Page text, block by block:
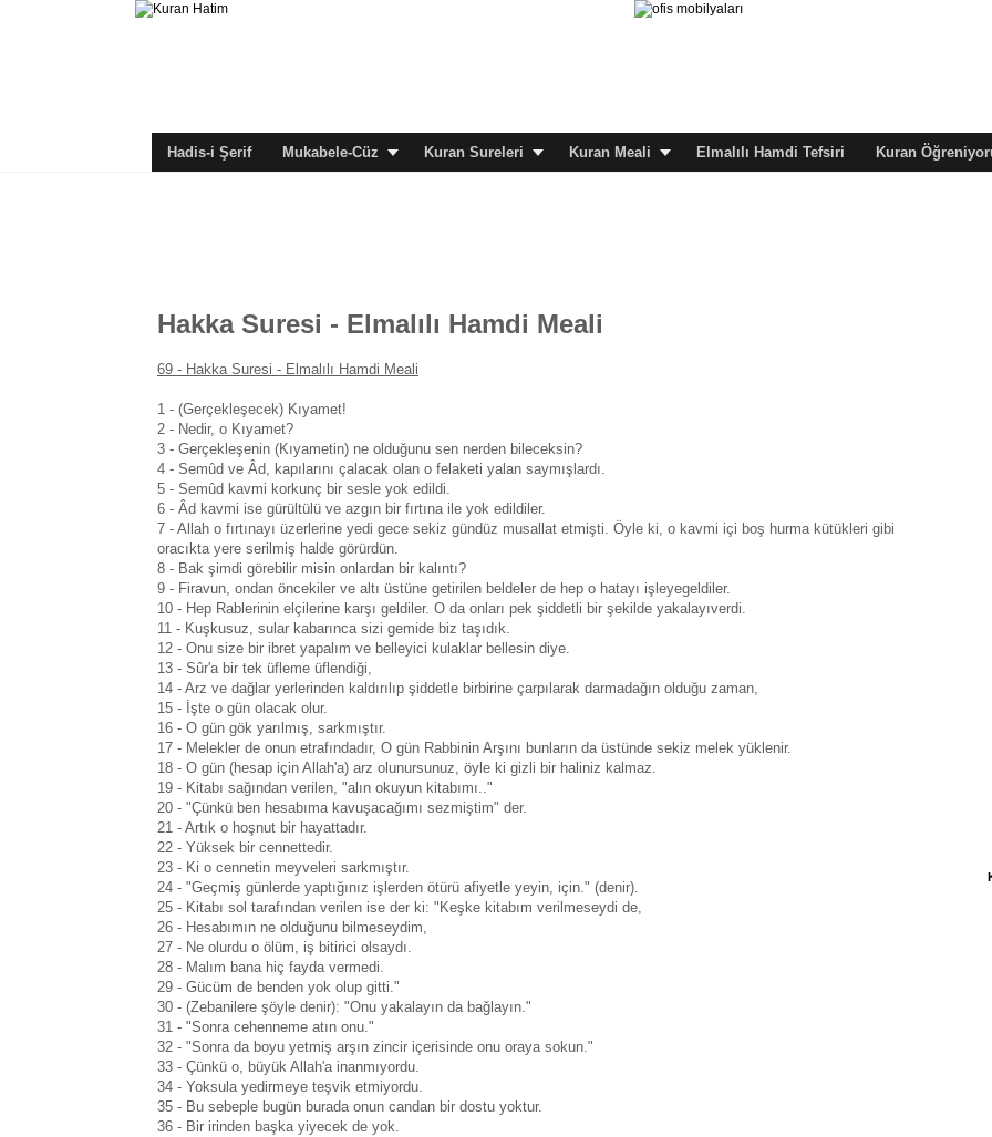
Hadis-i Şerif Mukabele-Cüz Kuran Sureleri Kuran Meali Elmalılı Hamdi Tefsiri Kuran
Hakka Suresi - Elmalılı Hamdi Meali
69 - Hakka Suresi - Elmalılı Hamdi Meali
1 - (Gerçekleşecek) Kıyamet!
2 - Nedir, o Kıyamet?
3 - Gerçekleşenin (Kıyametin) ne olduğunu sen nerden bileceksin?
4 - Semûd ve Âd, kapılarını çalacak olan o felaketi yalan saymışlardı.
5 - Semûd kavmi korkunç bir sesle yok edildi.
6 - Âd kavmi ise gürültülü ve azgın bir fırtına ile yok edildiler.
7 - Allah o fırtınayı üzerlerine yedi gece sekiz gündüz musallat etmişti. Öyle ki, o kavmi içi boş hurma kütükleri gibi
oracıkta yere serilmiş halde görürdün.
8 - Bak şimdi görebilir misin onlardan bir kalıntı?
9 - Firavun, ondan öncekiler ve altı üstüne getirilen beldeler de hep o hatayı işleyegeldiler.
10 - Hep Rablerinin elçilerine karşı geldiler. O da onları pek şiddetli bir şekilde yakalayıverdi.
11 - Kuşkusuz, sular kabarınca sizi gemide biz taşıdık.
12 - Onu size bir ibret yapalım ve belleyici kulaklar bellesin diye.
13 - Sûr'a bir tek üfleme üflendiği,
14 - Arz ve dağlar yerlerinden kaldırılıp şiddetle birbirine çarpılarak darmadağın olduğu zaman,
15 - İşte o gün olacak olur.
16 - O gün gök yarılmış, sarkmıştır.
17 - Melekler de onun etrafındadır, O gün Rabbinin Arşını bunların da üstünde sekiz melek yüklenir.
18 - O gün (hesap için Allah'a) arz olunursunuz, öyle ki gizli bir haliniz kalmaz.
19 - Kitabı sağından verilen, "alın okuyun kitabımı.."
20 - "Çünkü ben hesabıma kavuşacağımı sezmiştim" der.
21 - Artık o hoşnut bir hayattadır.
22 - Yüksek bir cennettedir.
23 - Ki o cennetin meyveleri sarkmıştır.
24 - "Geçmiş günlerde yaptığınız işlerden ötürü afiyetle yeyin, için." (denir).
25 - Kitabı sol tarafından verilen ise der ki: "Keşke kitabım verilmeseydi de,
26 - Hesabımın ne olduğunu bilmeseydim,
27 - Ne olurdu o ölüm, iş bitirici olsaydı.
28 - Malım bana hiç fayda vermedi.
29 - Gücüm de benden yok olup gitti."
30 - (Zebanilere şöyle denir): "Onu yakalayın da bağlayın."
31 - "Sonra cehenneme atın onu."
32 - "Sonra da boyu yetmiş arşın zincir içerisinde onu oraya sokun."
33 - Çünkü o, büyük Allah'a inanmıyordu.
34 - Yoksula yedirmeye teşvik etmiyordu.
35 - Bu sebeple bugün burada onun candan bir dostu yoktur.
36 - Bir irinden başka yiyecek de yok.